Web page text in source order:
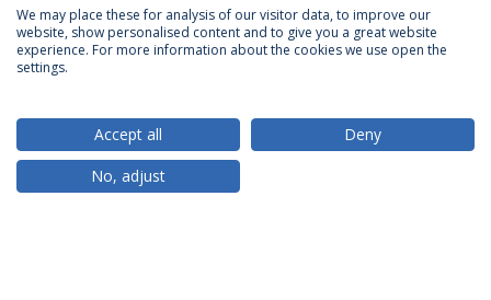
ACREDITAÇÕES
RANKINGS
We may place these for analysis of our visitor data, to improve our
website, show personalised content and to give you a great website
experience. For more information about the cookies we use open the
settings.
Accept all
Deny
No, adjust